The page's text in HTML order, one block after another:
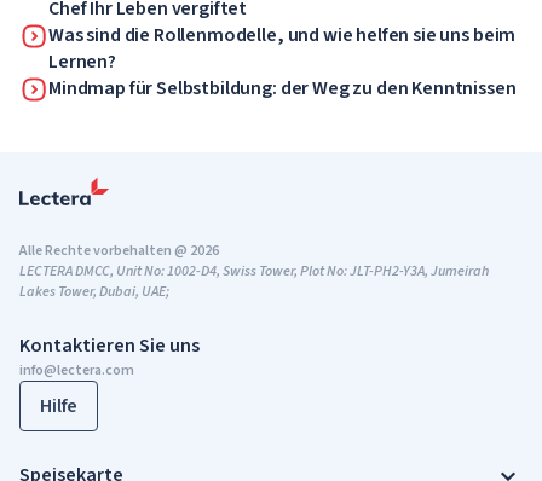
Chef Ihr Leben vergiftet
Was sind die Rollenmodelle, und wie helfen sie uns beim
Lernen?
Mindmap für Selbstbildung: der Weg zu den Kenntnissen
Kontaktieren Sie uns
info@lectera.com
Hilfe
Alle Rechte vorbehalten @ 2026
LECTERA DMCC, Unit No: 1002-D4, Swiss Tower, Plot No: JLT-PH2-Y3A, Jumeirah
Lakes Tower, Dubai, UAE;
Speisekarte